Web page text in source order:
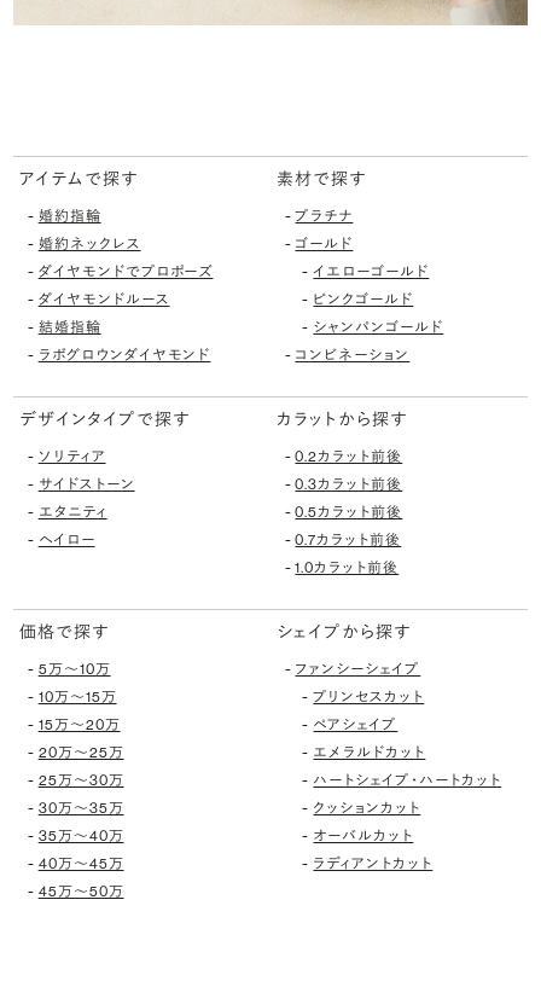
アイテムで探す
- 婚約指輪
- 婚約ネックレス
- ダイヤモンドでプロポーズ
- ダイヤモンドルース
- 結婚指輪
- ラボグロウンダイヤモンド
素材で探す
-プラチナ
- ゴールド
-イエローゴールド
- ピンクゴールド
- シャンパンゴールド
- コンビネーション
デザインタイプで探す
- ソリティア
- サイドストーン
- エタニティ
- ヘイロー
カラットから探す
-0.2カラット前後
-0.3カラット前後
-0.5カラット前後
-0.7カラット前後
-1.0カラット前後
価格で探す
- 5万〜10万
- 10万〜15万
- 15万〜20万
- 20万〜25万
- 25万〜30万
- 30万〜35万
- 35万〜40万
- 40万〜45万
- 45万〜50万
シェイプから探す
- ファンシーシェイプ
-プリンセスカット
- ペアシェイプ
- エメラルドカット
- ハートシェイプ・ハートカット
- クッションカット
- オーバルカット
- ラディアントカット